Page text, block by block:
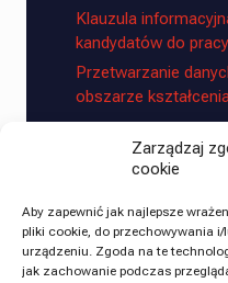
Zarządzaj
cookie
Aby zapewnić jak najlepsze
pliki cookie, do przechowywania
urządzeniu. Zgoda na te
jak zachowanie podczas
Klauzula
kandydatów do pracy
Przetwarzanie
obszarze